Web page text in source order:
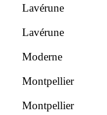
Lavérune
Lavérune
Moderne
Montpellier
Montpellier